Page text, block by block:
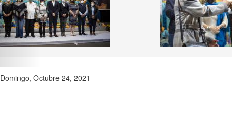
Domingo, Octubre 24, 2021